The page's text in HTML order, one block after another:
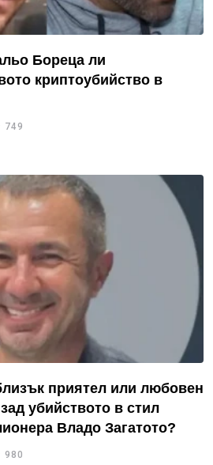
Бореца ли
криптоубийство в
749
приятел или любовен
убийството в стил
Владо Загатото?
980